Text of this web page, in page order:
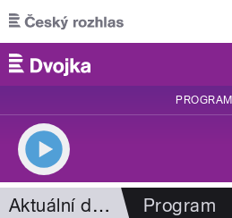
Přejít k hlavnímu obsahu
PROGRAM
Aktuální dění Program